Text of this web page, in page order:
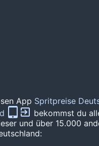
App Spritpreise
bekommst du
und über 15.000